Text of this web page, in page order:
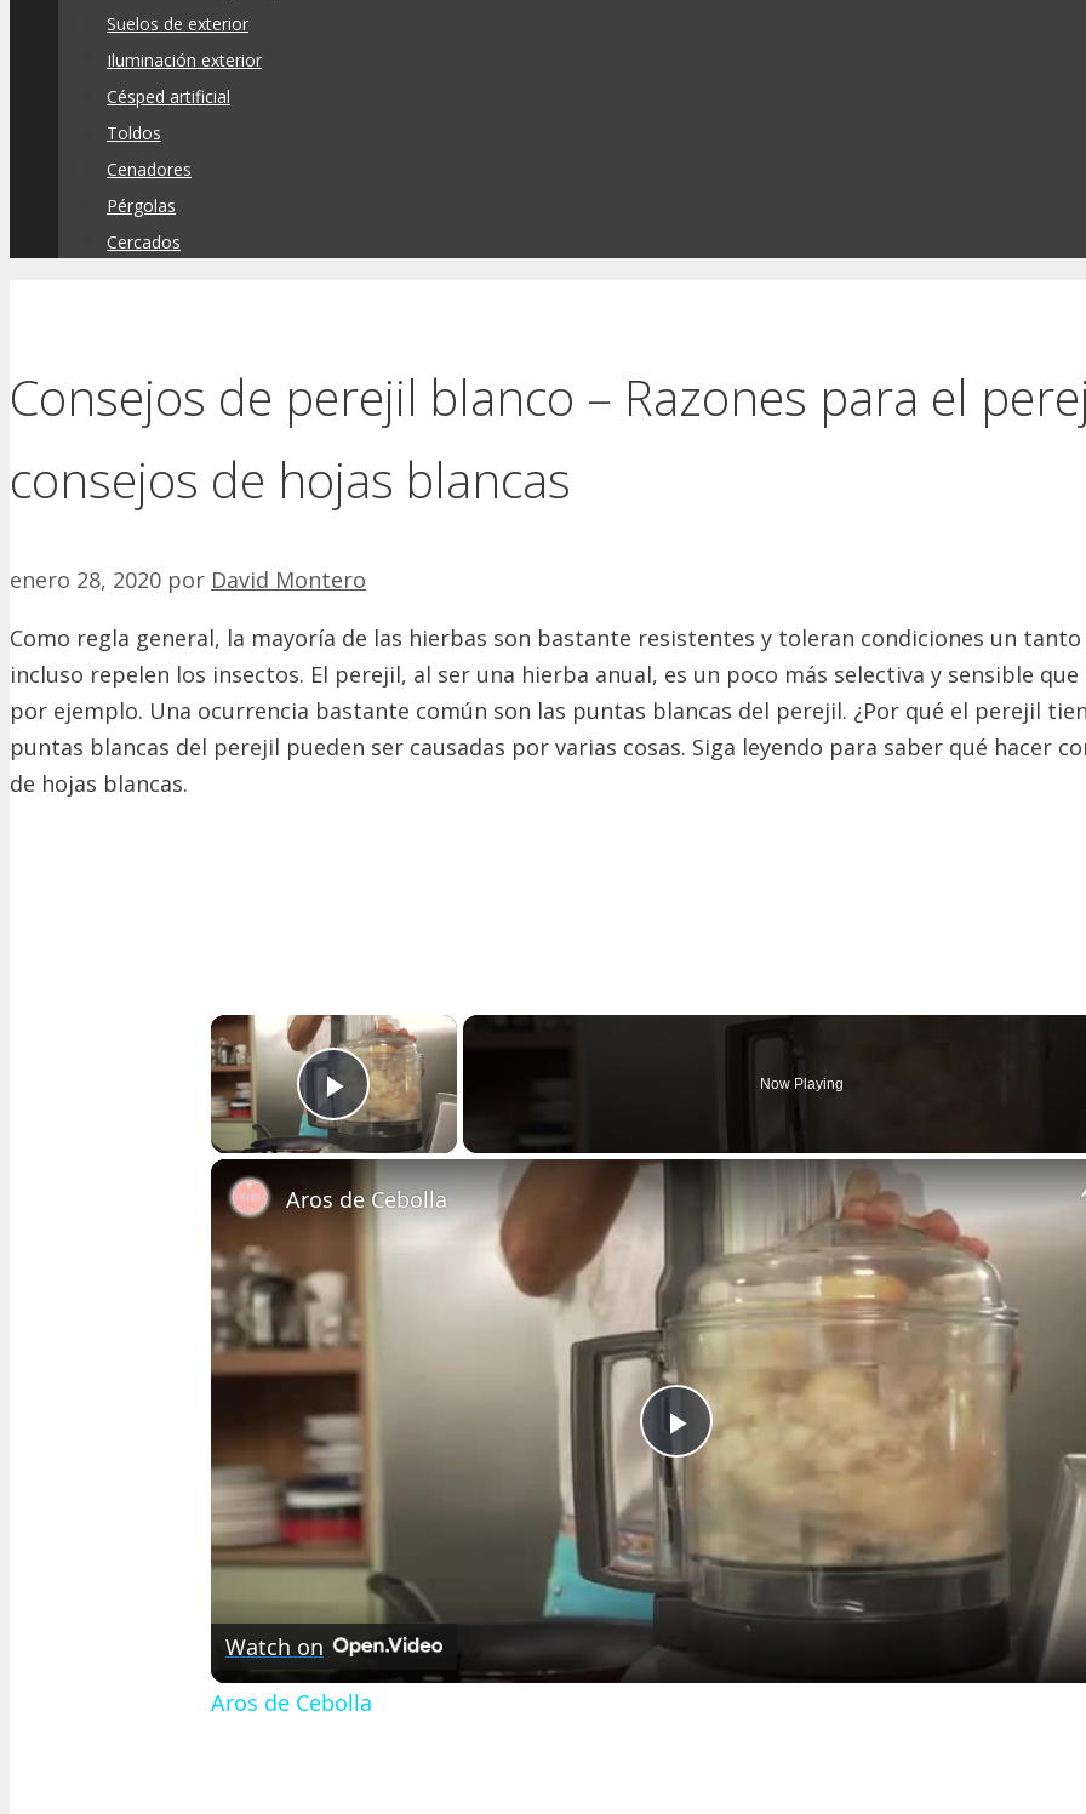
Suelos de exterior
Iluminación exterior
Césped artificial
Toldos
Cenadores
Pérgolas
Cercados
Consejos de perejil blanco – Razones para el
consejos de hojas blancas
enero 28, 2020 por David Montero
Como regla general, la mayoría de las hierbas son bastante resistentes y toleran condiciones un tanto
incluso repelen los insectos. El perejil, al ser una hierba anual, es un poco más selectiva y sensible
por ejemplo. Una ocurrencia bastante común son las puntas blancas del perejil. ¿Por qué el perejil
puntas blancas del perejil pueden ser causadas por varias cosas. Siga leyendo para saber qué hacer
de hojas blancas.
×
Play Video
Now Playing
Play
Video
Aros de Cebolla
Watch on
Aros de Cebolla